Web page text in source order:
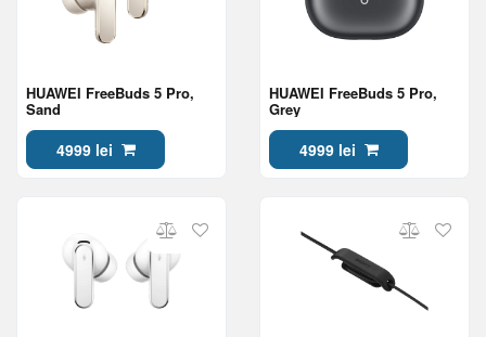
HUAWEI FreeBuds 5 Pro,
Sand
4999 lei
HUAWEI FreeBuds 5 Pro,
Grey
4999 lei